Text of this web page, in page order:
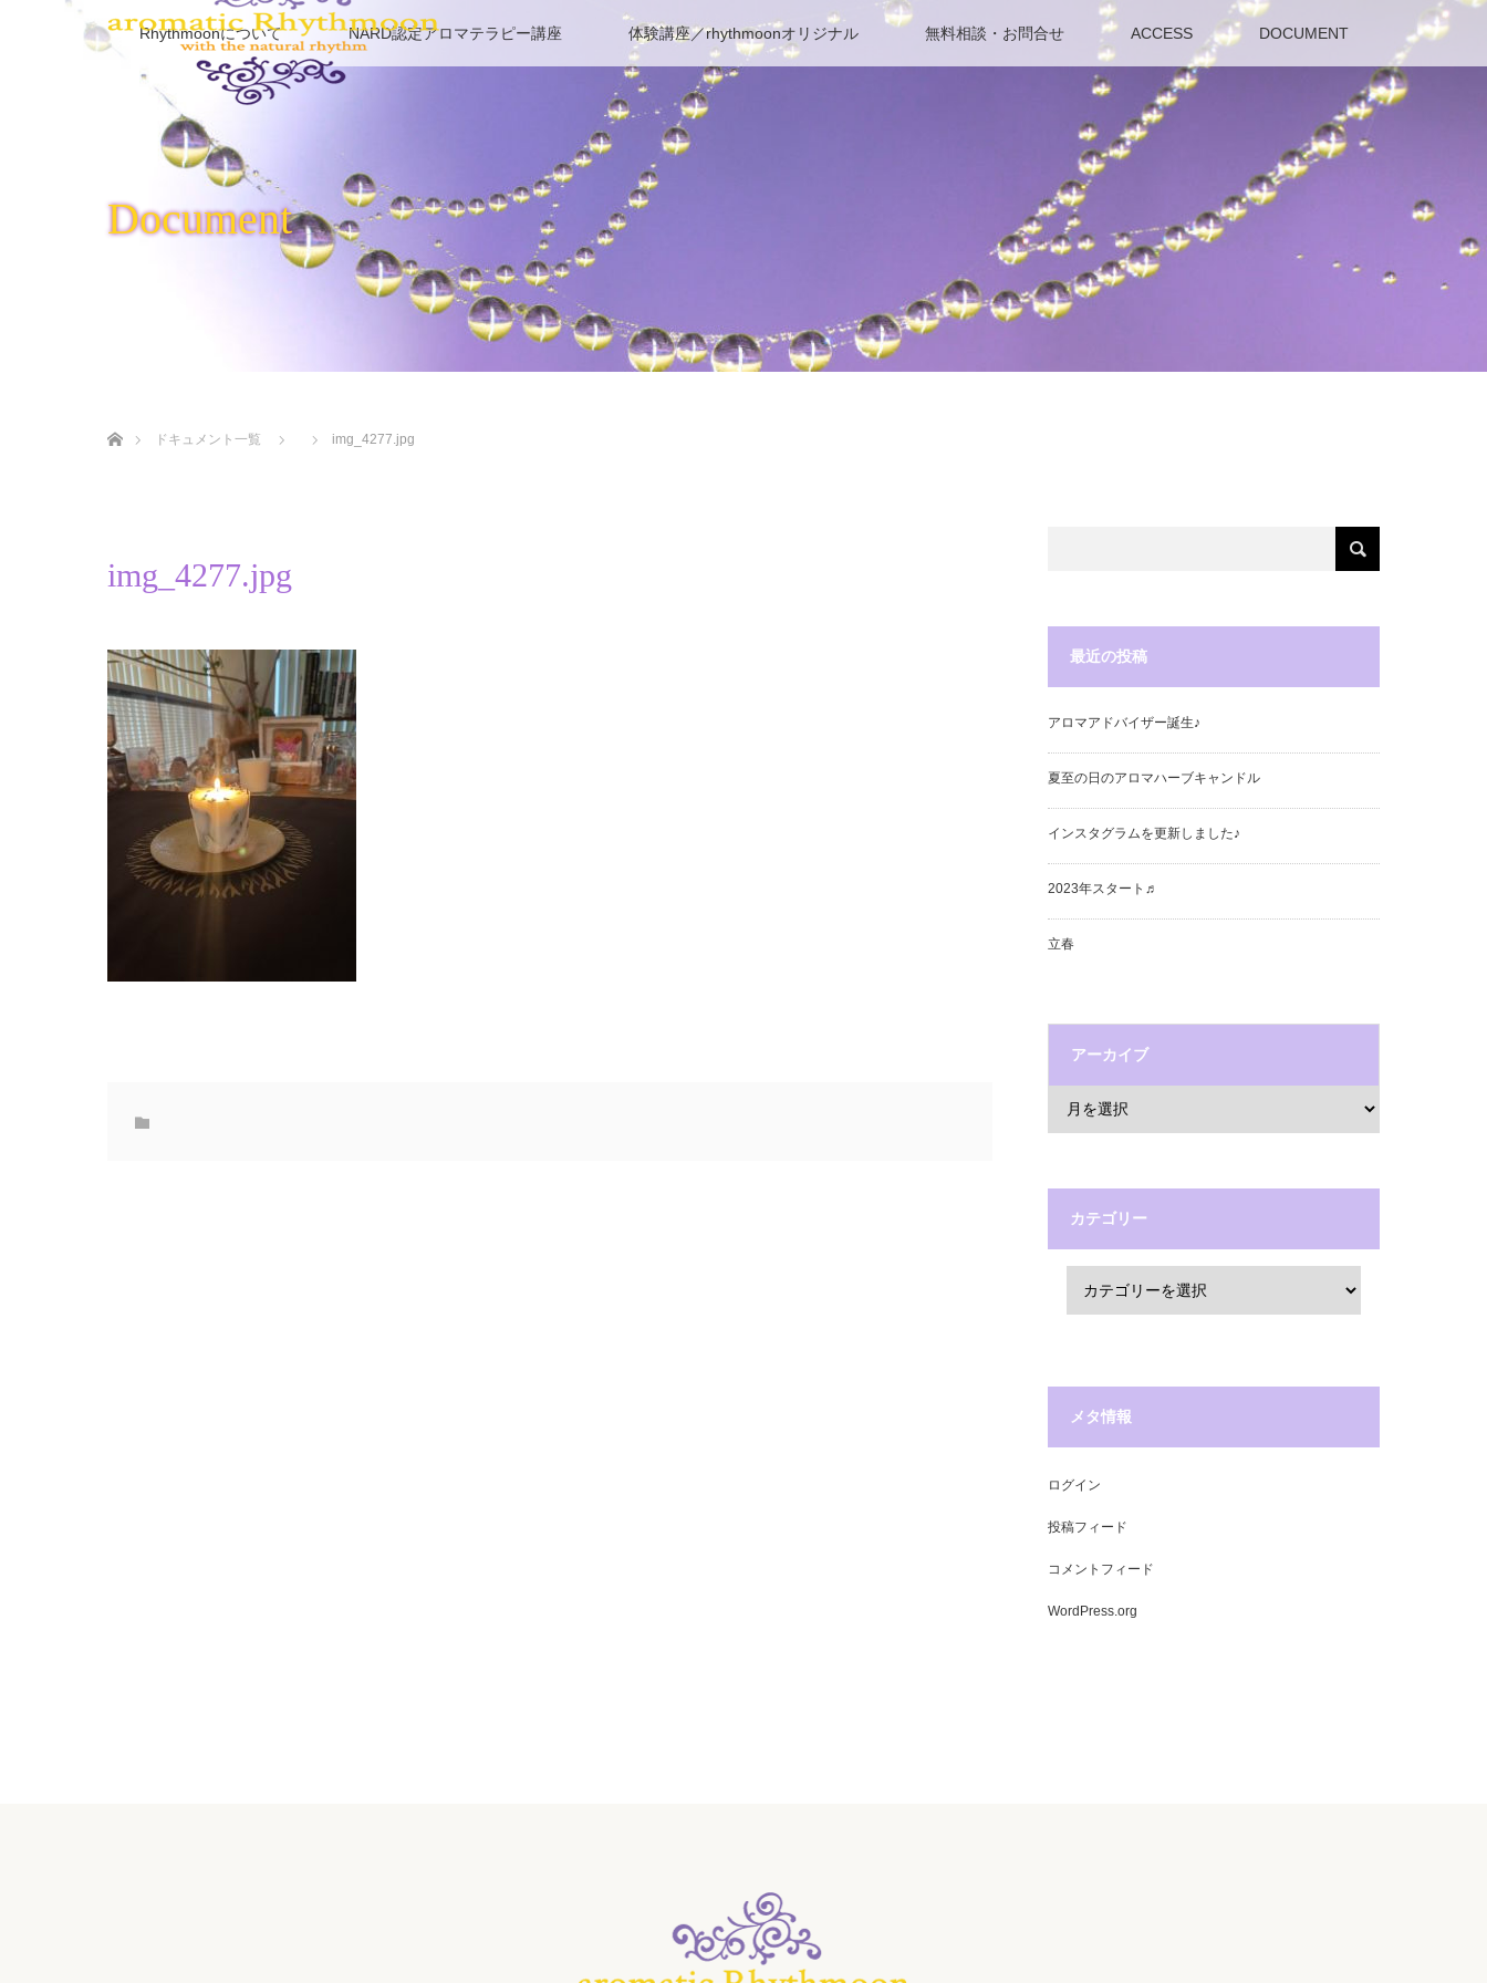
Rhythmoonについて NARD認定アロマテラピー講座 体験講座／rhythmoonオリジナル 無料相談・お問合せ ACCESS DOCUMENT
Document
ドキュメント一覧
img_4277.jpg
img_4277.jpg
最近の投稿
アロマアドバイザー誕生♪
夏至の日のアロマハーブキャンドル
インスタグラムを更新しました♪
2023年スタート♬
立春
アーカイブ
カテゴリー
メタ情報
ログイン
投稿フィード
コメントフィード
WordPress.org